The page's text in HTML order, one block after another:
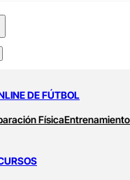
DE FÚTBOL
FísicaEntrenamiento